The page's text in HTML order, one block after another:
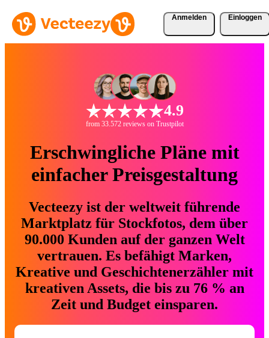
Anmelden Einloggen
4.9
from 33.572 reviews on Trustpilot
Erschwingliche Pläne mit
einfacher Preisgestaltung
Vecteezy ist der weltweit führende
Marktplatz für Stockfotos, dem über
90.000 Kunden auf der ganzen Welt
vertrauen. Es befähigt Marken,
Kreative und Geschichtenerzähler mit
kreativen Assets, die bis zu 76 % an
Zeit und Budget einsparen.